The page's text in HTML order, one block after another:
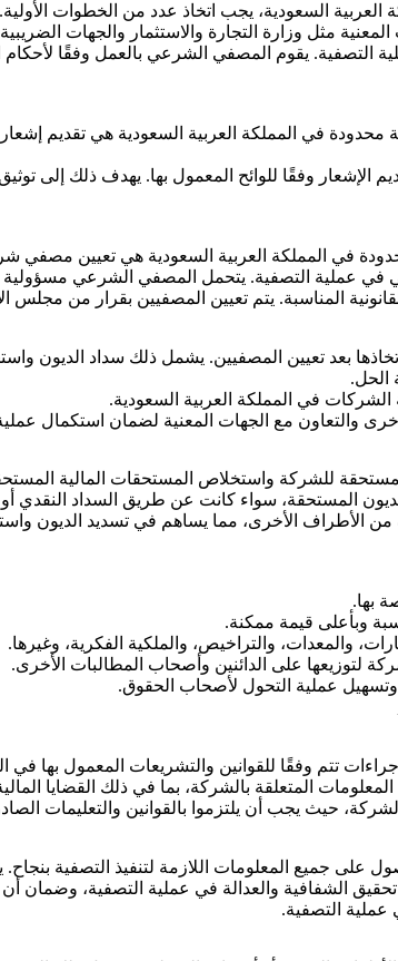
السعودية، يجب اتخاذ عدد من الخطوات الأولية.
مثل وزارة التجارة والاستثمار والجهات
يقوم المصفي الشرعي بالعمل وفقًا لأحكام
في المملكة العربية السعودية هي تقديم
الإشعار وفقًا للوائح المعمول بها. يهدف ذلك إلى
في المملكة العربية السعودية هي تعيين مصفي
عملية التصفية. يتحمل المصفي الشرعي مسؤولية
المناسبة. يتم تعيين المصفيين بقرار من
بعد تعيين المصفيين. يشمل ذلك سداد الديون
الحل.
الشركات في المملكة العربية السعودية.
والتعاون مع الجهات المعنية لضمان استكمال
للشركة واستخلاص المستحقات المالية
المستحقة، سواء كانت عن طريق السداد النقدي
الأطراف الأخرى، مما يساهم في تسديد الديون
بها.
وبأعلى قيمة ممكنة.
والمعدات، والتراخيص، والملكية الفكرية، وغيرها.
لتوزيعها على الدائنين وأصحاب المطالبات الأخرى.
وتسهيل عملية التحول لأصحاب الحقوق.
تتم وفقًا للقوانين والتشريعات المعمول بها في
المتعلقة بالشركة، بما في ذلك القضايا المالية
حيث يجب أن يلتزموا بالقوانين والتعليمات
على جميع المعلومات اللازمة لتنفيذ التصفية
الشفافية والعدالة في عملية التصفية، وضمان
عملية التصفية.